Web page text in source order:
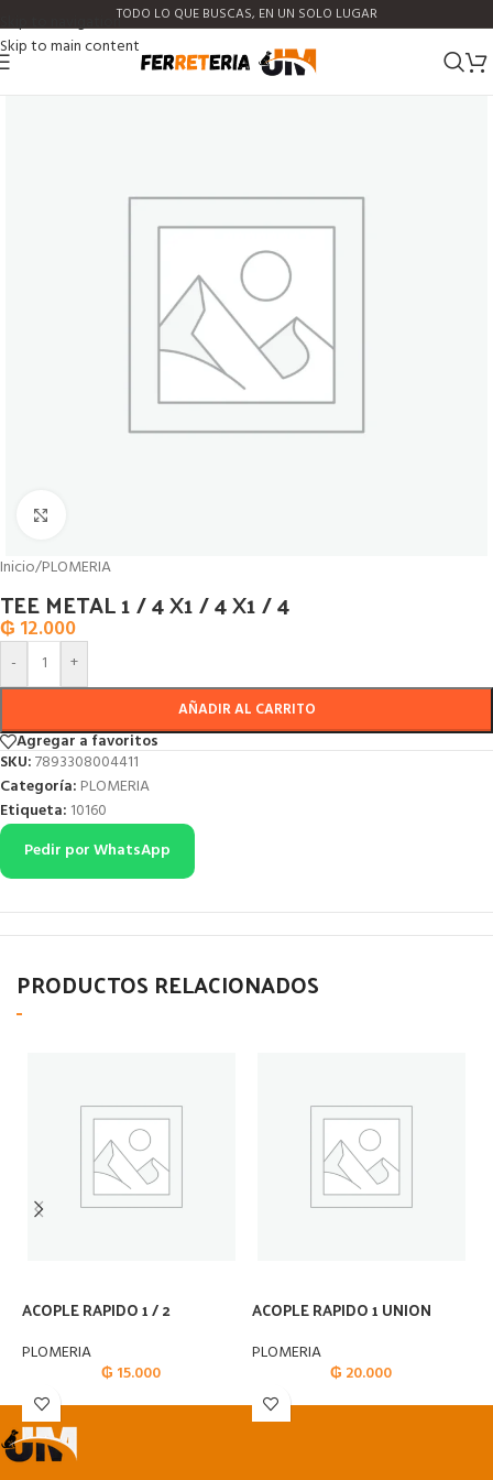
Skip to navigation
Skip to main content
TODO LO QUE BUSCAS, EN UN SOLO LUGAR
Inicio/PLOMERIA
TEE METAL 1 / 4 X1 / 4 X1 / 4
₲ 12.000
- +
AÑADIR AL CARRITO
Agregar a favoritos
SKU:7893308004411
Categoría: PLOMERIA
Etiqueta: 10160
Pedir por WhatsApp
PRODUCTOS RELACIONADOS
ACOPLE RAPIDO 1 / 2
PLOMERIA
₲ 15.000
ACOPLE RAPIDO 1 UNION
PLOMERIA
₲ 20.000